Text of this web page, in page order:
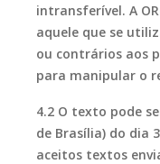
intransferível. A
aquele que se
ou contrários aos
para manipular o
4.2 O texto pode
de Brasília) do dia
aceitos textos